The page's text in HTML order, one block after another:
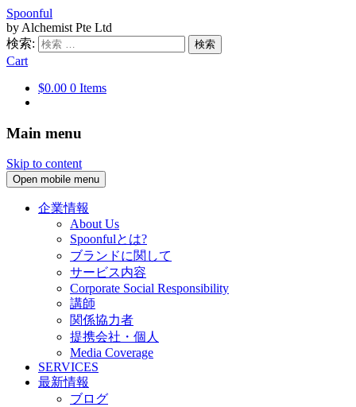
Spoonful
by Alchemist Pte Ltd
検索:
Cart
$0.00 0 Items
Main menu
Skip to content
Open mobile menu
企業情報
About Us
Spoonfulとは?
ブランドに関して
サービス内容
Corporate Social Responsibility
講師
関係協力者
提携会社・個人
Media Coverage
SERVICES
最新情報
ブログ